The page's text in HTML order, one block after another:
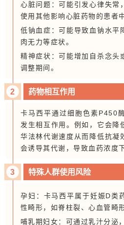
心脏问题：可能引发心律失常
使用其他影响心脏药物的患者
低钠血症 ：可能导致血钠水平
肉无力等症状。
精神症状：可能增加自杀念头
调整期间。
2 药物相互作用
卡马西平通过细胞色素P450
发生相互作用。例如，它会降
华法林代谢速度从而降低抗凝
会诱导其代谢，导致血药浓度
3 特殊人群使用风险
孕妇：卡马西平属于妊娠D类
性畸形，如脊柱裂、心血管畸
哺乳期妇女：可通过乳汁分泌